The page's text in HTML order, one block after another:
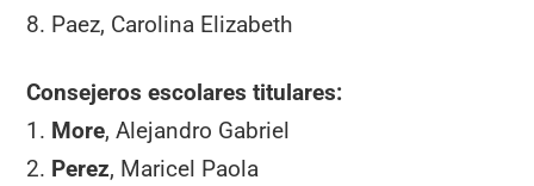
8. Paez, Carolina Elizabeth
Consejeros escolares titulares:
1. More, Alejandro Gabriel
2. Perez, Maricel Paola